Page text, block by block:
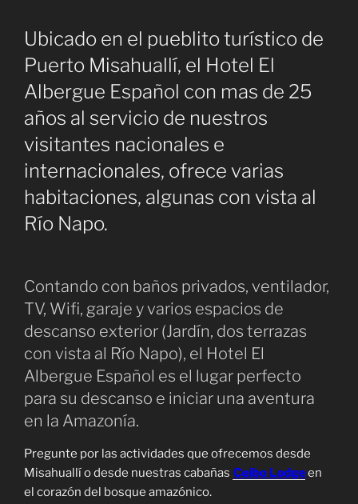
Ubicado en el pueblito turístico de
Puerto Misahuallí, el Hotel El
Albergue Español con mas de 25
años al servicio de nuestros
visitantes nacionales e
internacionales, ofrece varias
habitaciones, algunas con vista al
Río Napo.
Contando con baños privados, ventilador,
TV, Wifi, garaje y varios espacios de
descanso exterior (Jardín, dos terrazas
con vista al Río Napo), el Hotel El
Albergue Español es el lugar perfecto
para su descanso e iniciar una aventura
en la Amazonía.
Pregunte por las actividades que ofrecemos desde
Misahuallí o desde nuestras cabañas Ceibo Lodgeen
el corazón del bosque amazónico.